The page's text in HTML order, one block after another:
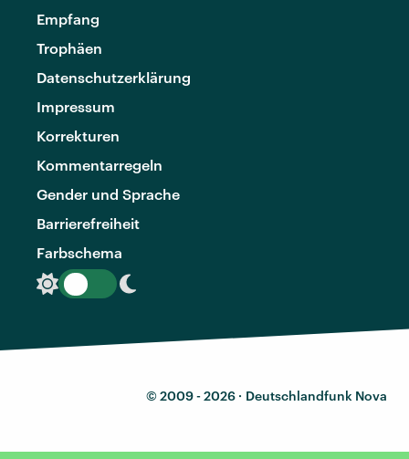
Empfang
Trophäen
Datenschutzerklärung
Impressum
Korrekturen
Kommentarregeln
Gender und Sprache
Barrierefreiheit
Farbschema
© 2009 - 2026 · Deutschlandfunk Nova